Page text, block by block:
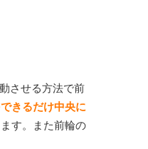
させる方法で前
きるだけ中央に
す。また前輪の